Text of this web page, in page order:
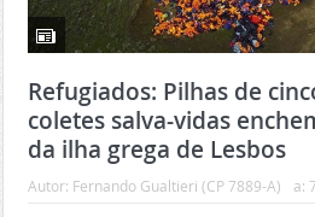
Refugiados: Pilhas de
coletes salva-vidas
da ilha grega de Lesbos
Autor: Fernando Gualtieri (CP 7889-A) a: